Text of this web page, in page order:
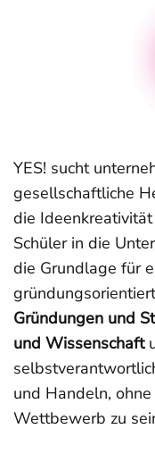
YES! sucht
gesellschaftliche
die
Schüler in die
die Grundlage für
Gründungen und
und Wissenschaft
und Handeln,
Wettbewerb zu